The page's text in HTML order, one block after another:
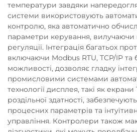
температури завдяки
системи використовують
контролю, яка автоматично
параметри керування, вилучаючи
регуляції. Інтеграція багатьох
включаючи Modbus RTU, TCP/IP та
можливості, дозволяє гладку
промисловими системами
технології дисплея, такі як екрани
роздільної здатності,
процесних параметрів та
управління. Контролери також